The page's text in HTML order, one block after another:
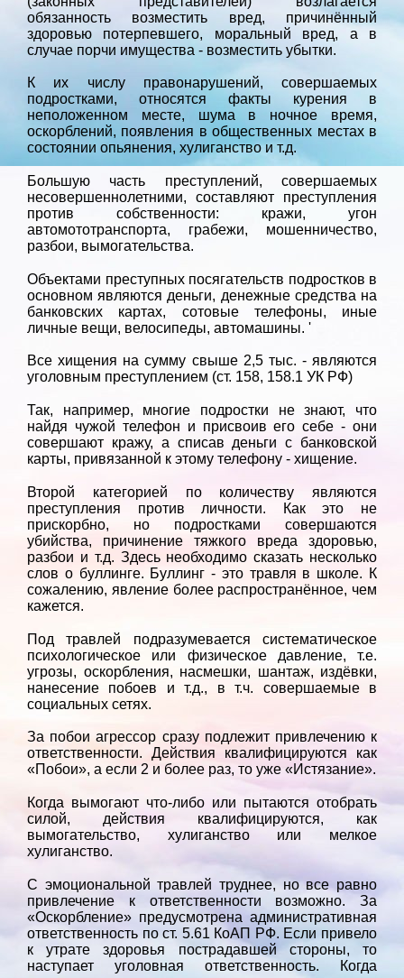
обязанность возместить вред, причинённый
здоровью потерпевшего, моральный вред, а в
случае порчи имущества - возместить убытки.
К их числу правонарушений, совершаемых
подростками, относятся факты курения в
неположенном месте, шума в ночное время,
оскорблений, появления в общественных местах в
состоянии опьянения, хулиганство и т.д.
Большую часть преступлений, совершаемых
несовершеннолетними, составляют преступления
против собственности: кражи, угон
автомототранспорта, грабежи, мошенничество,
разбои, вымогательства.
Объектами преступных посягательств подростков в
основном являются деньги, денежные средства на
банковских картах, сотовые телефоны, иные
личные вещи, велосипеды, автомашины. '
Все хищения на сумму свыше 2,5 тыс. - являются
уголовным преступлением (ст. 158, 158.1 УК РФ)
Так, например, многие подростки не знают, что
найдя чужой телефон и присвоив его себе - они
совершают кражу, а списав деньги с банковской
карты, привязанной к этому телефону - хищение.
Второй категорией по количеству являются
преступления против личности. Как это не
прискорбно, но подростками совершаются
убийства, причинение тяжкого вреда здоровью,
разбои и т.д. Здесь необходимо сказать несколько
слов о буллинге. Буллинг - это травля в школе. К
сожалению, явление более распространённое, чем
кажется.
Под травлей подразумевается систематическое
психологическое или физическое давление, т.е.
угрозы, оскорбления, насмешки, шантаж, издёвки,
нанесение побоев и т.д., в т.ч. совершаемые в
социальных сетях.
За побои агрессор сразу подлежит привлечению к
ответственности. Действия квалифицируются как
«Побои», а если 2 и более раз, то уже «Истязание».
Когда вымогают что-либо или пытаются отобрать
силой, действия квалифицируются, как
вымогательство, хулиганство или мелкое
хулиганство.
С эмоциональной травлей труднее, но все равно
привлечение к ответственности возможно. За
«Оскорбление» предусмотрена административная
ответственность по ст. 5.61 КоАП РФ. Если привело
к утрате здоровья пострадавшей стороны, то
наступает уголовная ответственность. Когда